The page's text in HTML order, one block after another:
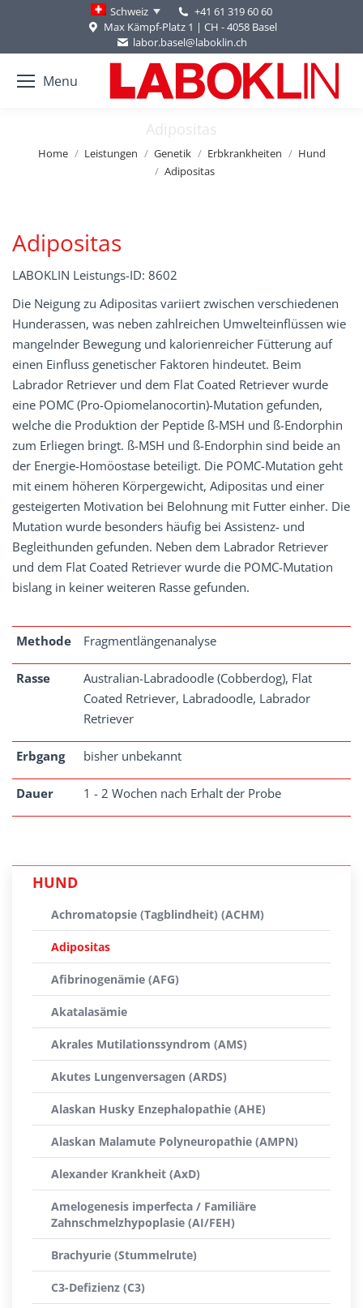
Schweiz
+41 61 319 60 60
Max Kämpf-Platz 1 | CH - 4058 Basel
labor.basel@laboklin.ch
Menu
Adipositas
You are here:
Home Leistungen Genetik Erbkrankheiten
Hund
Adipositas
Adipositas
LABOKLIN Leistungs-ID: 8602
Die Neigung zu Adipositas variiert zwischen verschiedenen
Hunderassen, was neben zahlreichen Umwelteinflüssen wie
mangelnder Bewegung und kalorienreicher Fütterung auf
einen Einfluss genetischer Faktoren hindeutet. Beim
Labrador Retriever und dem Flat Coated Retriever wurde
eine POMC (Pro-Opiomelanocortin)-Mutation gefunden,
welche die Produktion der Peptide ß-MSH und ß-Endorphin
zum Erliegen bringt. ß-MSH und ß-Endorphin sind beide an
der Energie-Homöostase beteiligt. Die POMC-Mutation geht
mit einem höheren Körpergewicht, Adipositas und einer
gesteigerten Motivation bei Belohnung mit Futter einher. Die
Mutation wurde besonders häufig bei Assistenz- und
Begleithunden gefunden. Neben dem Labrador Retriever
und dem Flat Coated Retriever wurde die POMC-Mutation
bislang in keiner weiteren Rasse gefunden.
Methode Fragmentlängenanalyse
Rasse
Australian-Labradoodle (Cobberdog), Flat
Coated Retriever, Labradoodle, Labrador
Retriever
Erbgang bisher unbekannt
Dauer 1 - 2 Wochen nach Erhalt der Probe
HUND
Achromatopsie (Tagblindheit) (ACHM)
Adipositas
Afibrinogenämie (AFG)
Akatalasämie
Akrales Mutilationssyndrom (AMS)
Akutes Lungenversagen (ARDS)
Alaskan Husky Enzephalopathie (AHE)
Alaskan Malamute Polyneuropathie (AMPN)
Alexander Krankheit (AxD)
Amelogenesis imperfecta / Familiäre
Zahnschmelzhypoplasie (AI/FEH)
Brachyurie (Stummelrute)
C3-Defizienz (C3)